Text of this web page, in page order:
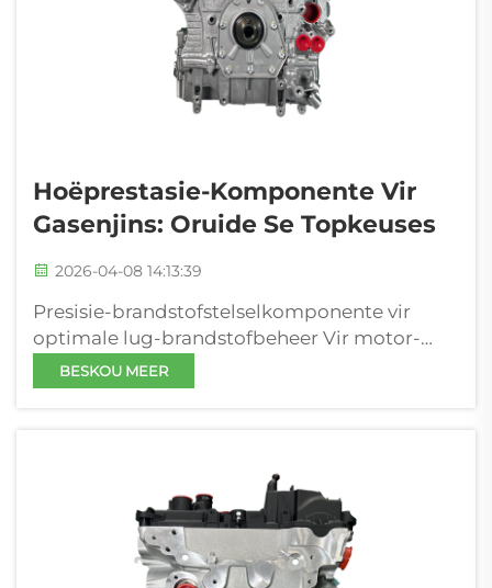
Hoëprestasie-Komponente Vir
Gasenjins: Oruide Se Topkeuses
2026-04-08 14:13:39
Presisie-brandstofstelselkomponente vir
optimale lug-brandstofbeheer Vir motor-
OEM's, prestasietoerenaars en kommersiële
vlootwerknemers is presisie-
BESKOU MEER